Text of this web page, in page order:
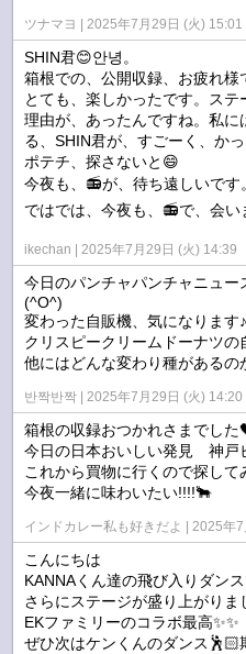
ツナマヨ 2025年7月29日 (火) 15:01
SHIN君😊안녕。
箱根での、公開収録、お疲れ様
とても、楽しかったです。ステ
理由が、あったんですね。私
る、SHIN君が、すごーく、か
ポテチ、探さないと😄
今夜も、📻️が、待ち遠しいです。
ではでは、今夜も、📻️で、会い
ikechan 2025年7月29日 (火) 14:39
今日のパンチャパンチャニュー
(^O^)
変わった自販機、気になります♪
クリスピークリームドーナツの
他にはどんな変わり種があるの
반짝반짝 2025年7月29日 (火) 14:20
箱根の収録おつかれさまでした
今日の日本おいしい発見 神戸
これから買物に行くので探して
今夜一緒に味わいたい!!!!🐂
インドカレー私も好きだよ 2025年
こんにちは
KANNAくん達の飛び入りダン
さらにステージが盛り上がりま
EKファミリーのコラボ最高✨✨
ぜひ次はケンくんのダンス🕺🏻